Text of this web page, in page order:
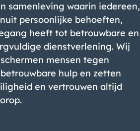
samenleving waarin iedereen,
persoonlijke behoeften,
heeft tot betrouwbare en
dienstverlening. Wij
mensen tegen
hulp en zetten
en vertrouwen altijd